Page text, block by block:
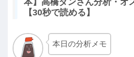
【30秒で読める】
本日の分析メモ